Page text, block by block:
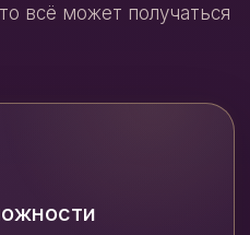
всё может получаться